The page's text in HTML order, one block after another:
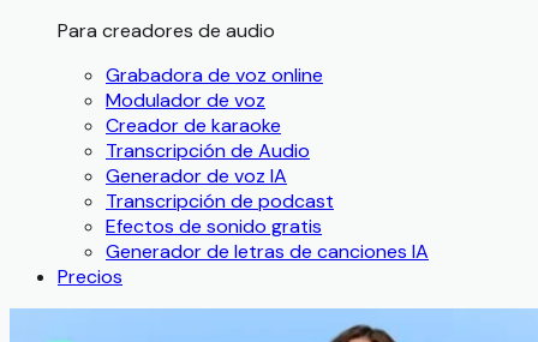
Para creadores de audio
Grabadora de voz online
Modulador de voz
Creador de karaoke
Transcripción de Audio
Generador de voz IA
Transcripción de podcast
Efectos de sonido gratis
Generador de letras de canciones IA
Precios